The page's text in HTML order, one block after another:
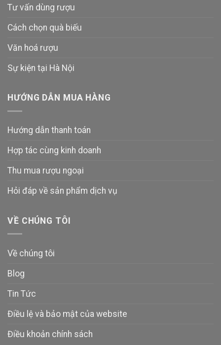
Tư vấn dùng rượu
Cách chọn quà biếu
Văn hoá rượu
Sự kiện tại Hà Nội
HƯỚNG DẪN MUA HÀNG
Hướng dẫn thanh toán
Hợp tác cùng kinh doanh
Thu mua rượu ngoại
Hỏi đáp về sản phẩm dịch vụ
VỀ CHÚNG TÔI
Về chúng tôi
Blog
Tin Tức
Điều lệ và bảo mật của website
Điều khoản chính sách